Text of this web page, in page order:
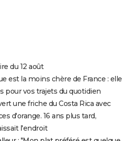
du 12 août
est la moins chère de France : elle
pour vos trajets du quotidien
une friche du Costa Rica avec
d'orange. 16 ans plus tard,
l'endroit